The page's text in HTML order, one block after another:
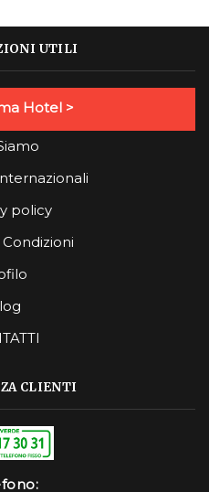
UTILI
Hotel >
policy
CLIENTI